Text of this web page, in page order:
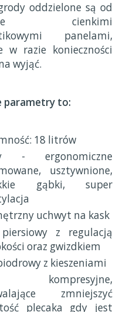
oddzielone są od
cienkimi
panelami,
w razie konieczności
wyjąć.
parametry to:
18 litrów
- ergonomiczne
usztywnione,
gąbki, super
uchwyt na kask
z regulacją
oraz gwizdkiem
z kieszeniami
kompresyjne,
zmniejszyć
plecaka gdy jest